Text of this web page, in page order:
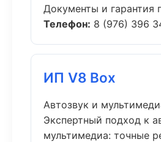
Документы и гарантия
Телефон: 8 (976) 396
ИП V8 Box
Автозвук и
Экспертный подход к
мультимедиа: точные